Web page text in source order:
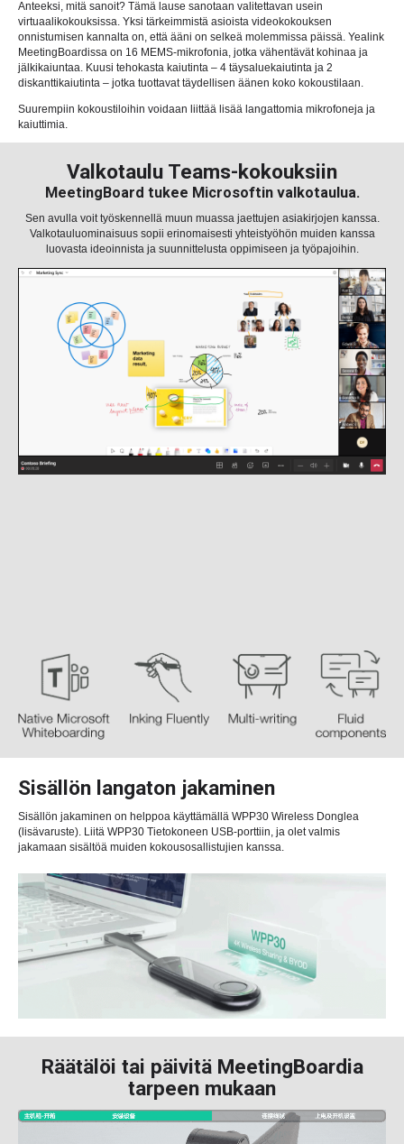
Anteeksi, mitä sanoit? Tämä lause sanotaan valitettavan usein
virtuaalikokouksissa. Yksi tärkeimmistä asioista videokokouksen
onnistumisen kannalta on, että ääni on selkeä molemmissa päissä. Yealink
MeetingBoardissa on 16 MEMS-mikrofonia, jotka vähentävät kohinaa ja
jälkikaiuntaa. Kuusi tehokasta kaiutinta – 4 täysaluekaiutinta ja 2
diskanttikaiutinta – jotka tuottavat täydellisen äänen koko kokoustilaan.
Suurempiin kokoustiloihin voidaan liittää lisää langattomia mikrofoneja ja
kaiuttimia.
Valkotaulu Teams-kokouksiin
MeetingBoard tukee Microsoftin valkotaulua.
Sen avulla voit työskennellä muun muassa jaettujen asiakirjojen kanssa.
Valkotauluominaisuus sopii erinomaisesti yhteistyöhön muiden kanssa
luovasta ideoinnista ja suunnittelusta oppimiseen ja työpajoihin.
Sisällön langaton jakaminen
Sisällön jakaminen on helppoa käyttämällä WPP30 Wireless Donglea
(lisävaruste). Liitä WPP30 Tietokoneen USB-porttiin, ja olet valmis
jakamaan sisältöä muiden kokousosallistujien kanssa.
Räätälöi tai päivitä MeetingBoardia
tarpeen mukaan